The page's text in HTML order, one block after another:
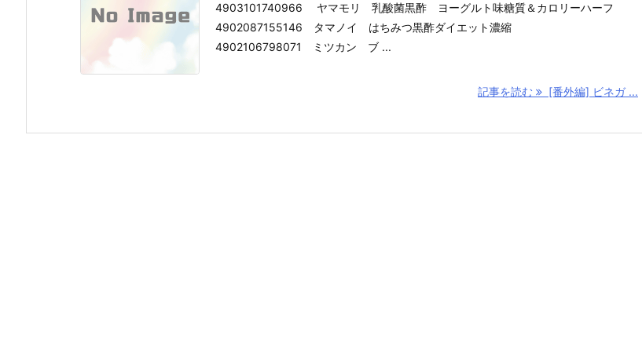
4903101740966 ヤマモリ 乳酸菌黒酢 ヨーグルト味糖質＆カロリーハーフ
4902087155146 タマノイ はちみつ黒酢ダイエット濃縮
4902106798071 ミツカン ブ ...
記事を読む [番外編] ビネガ ...